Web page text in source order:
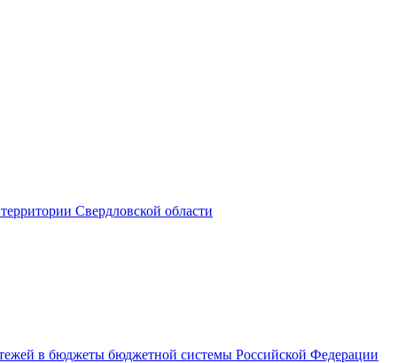
Свердловской области
в бюджеты бюджетной системы Российской Федерации